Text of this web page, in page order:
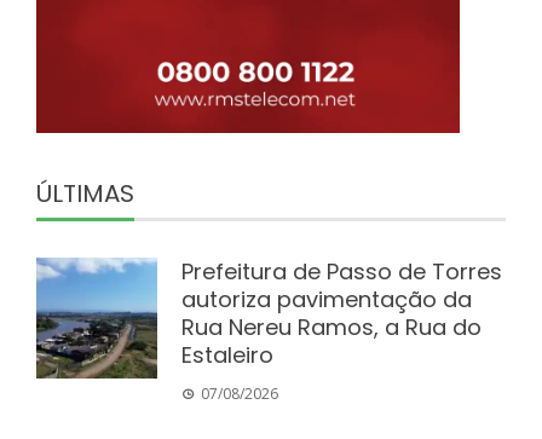
ÚLTIMAS
Prefeitura de Passo de Torres
autoriza pavimentação da
Rua Nereu Ramos, a Rua do
Estaleiro
07/08/2026